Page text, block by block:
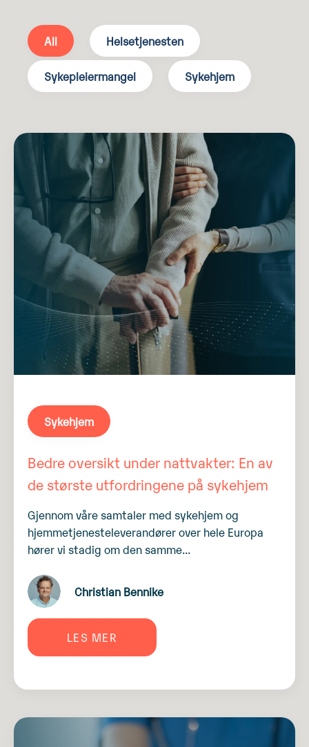
All Helsetjenesten
Sykepleiermangel Sykehjem
Sykehjem
Bedre oversikt under nattvakter: En av
de største utfordringene på sykehjem
Gjennom våre samtaler med sykehjem og
hjemmetjenesteleverandører over hele Europa
hører vi stadig om den samme...
Christian Bennike
LES MER